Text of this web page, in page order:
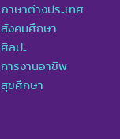
ภาษาต่างประเทศ
สังคมศึกษา
ศิลปะ
การงานอาชีพ
สุขศึกษา